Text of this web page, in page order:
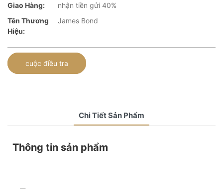
Giao Hàng:
nhận tiền gửi 40%
Tên Thương
Hiệu:
James Bond
cuộc điều tra
Chi Tiết Sản Phẩm
Thông tin sản phẩm